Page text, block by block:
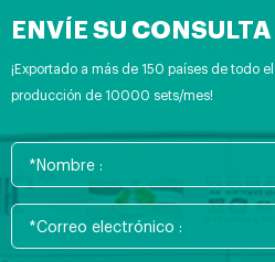
ENVÍE SU CONSULTA
¡Exportado a más de 150 países de todo
producción de 10000 sets/mes!